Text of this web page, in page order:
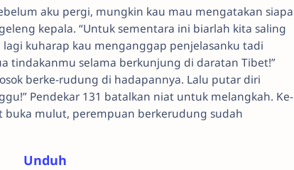
aku pergi, mungkin kau mau mengatakan siapa
kepala. “Untuk sementara ini biarlah kita saling
kuharap kau menganggap penjelasanku tadi
tindakanmu selama berkunjung di daratan Tibet!”
berke-rudung di hadapannya. Lalu putar diri
Pendekar 131 batalkan niat untuk melangkah. Ke-
buka mulut, perempuan berkerudung sudah
Unduh